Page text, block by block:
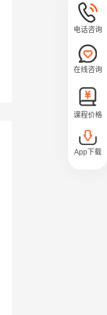
电话咨询
在线咨询
课程价格
App下载